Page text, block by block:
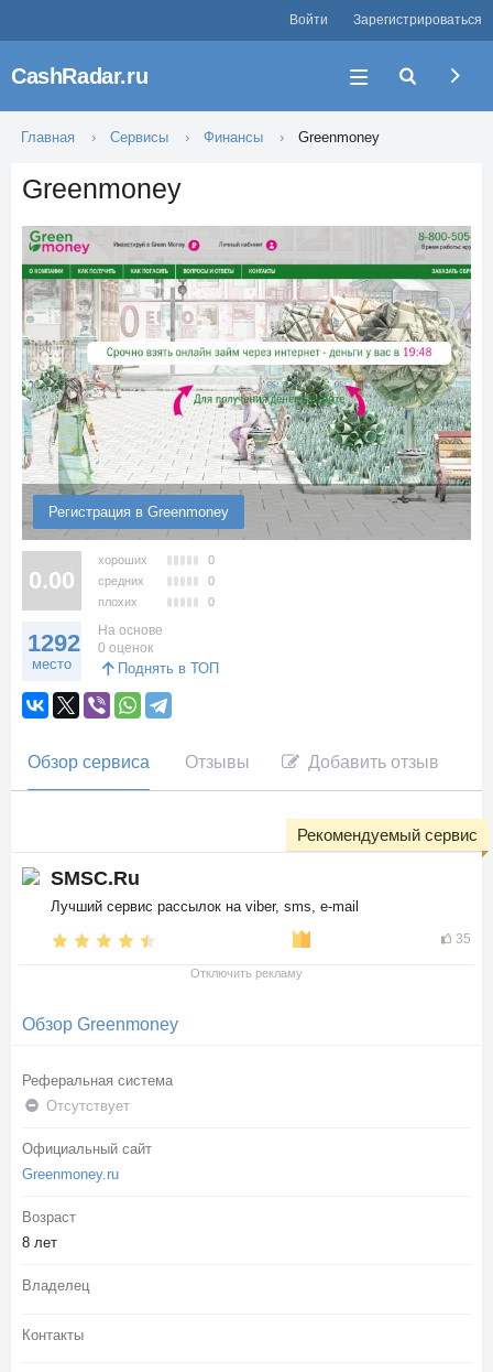
Войти Зарегистрироваться
CashRadar.ru
Главная Сервисы Финансы Greenmoney
Greenmoney
Регистрация в Greenmoney
0.00
хороших
0
средних
0
плохих
0
1292
место
На основе
0 оценок
Поднять в ТОП
Обзор сервиса Отзывы Добавить отзыв
SMSC.Ru
Лучший сервис рассылок на viber, sms, e-mail
35
Рекомендуемый сервис
Отключить рекламу
Обзор Greenmoney
Реферальная система
Отсутствует
Официальный сайт
Greenmoney.ru
Возраст
8 лет
Владелец
Контакты